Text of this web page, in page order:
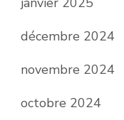
décembre 2024
novembre 2024
octobre 2024